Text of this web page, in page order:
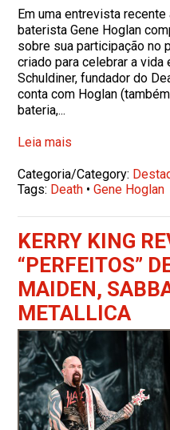
Em uma entrevista recente
baterista Gene Hoglan
sobre sua participação no
criado para celebrar a vida
Schuldiner, fundador do
conta com Hoglan
bateria,...
Leia mais
Categoria/Category:
Tags: Death •Gene Hoglan
KERRY KING
“PERFEITOS”
MAIDEN,
METALLICA